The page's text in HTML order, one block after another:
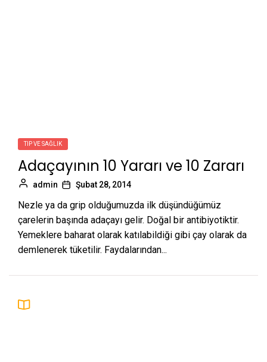
TIP VE SAĞLIK
Adaçayının 10 Yararı ve 10 Zararı
admin Şubat 28, 2014
Nezle ya da grip olduğumuzda ilk düşündüğümüz
çarelerin başında adaçayı gelir. Doğal bir antibiyotiktir.
Yemeklere baharat olarak katılabildiği gibi çay olarak da
demlenerek tüketilir. Faydalarından...